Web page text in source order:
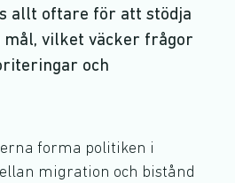
allt oftare för att stödja
vilket väcker frågor
och
forma politiken i
migration och bistånd